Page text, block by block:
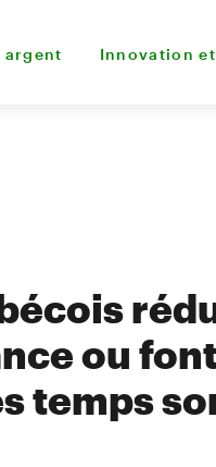
argent Innovation et
ou
temps